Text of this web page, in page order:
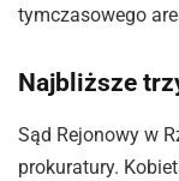
tymczasowego
Najbliższe
Sąd Rejonowy w
prokuratury.